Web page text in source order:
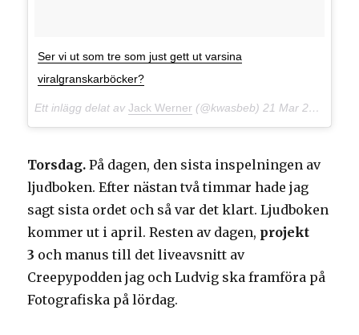
Ser vi ut som tre som just gett ut varsina
viralgranskarböcker?
Ett inlägg delat avJack Werner (@kwasbeb)21 Mar 2018 kl. 12:20 PDT
Torsdag.På dagen, den sista inspelningen av
ljudboken. Efter nästan två timmar hade jag
sagt sista ordet och så var det klart. Ljudboken
kommer ut i april. Resten av dagen, projekt
3 och manus till det liveavsnitt av
Creepypodden jag och Ludvig ska framföra på
Fotografiska på lördag.